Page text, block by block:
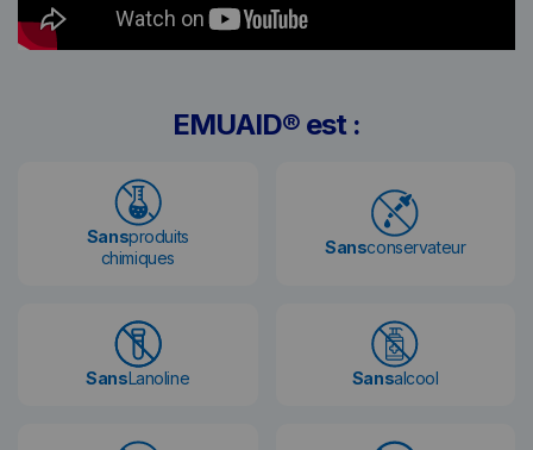
EMUAID® est :
Sansproduits
chimiques
Sansconservateur
SansLanoline Sansalcool